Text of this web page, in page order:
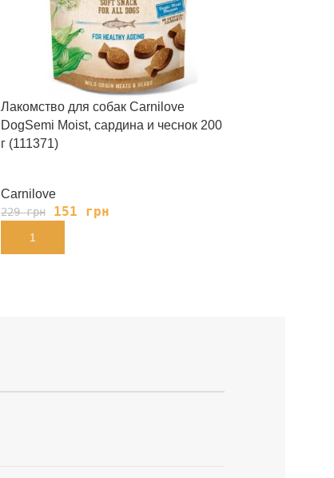
Лакомство для собак Carnilove
DogSemi Moist, сардина и чеснок 200
г (111371)
Carnilove
229грн 151 грн
В КОРЗИНУ